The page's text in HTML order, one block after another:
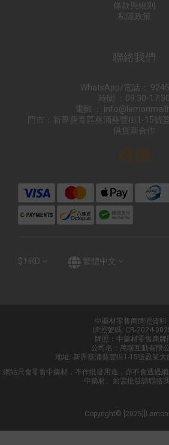
條款與細則
私隱政策
聯絡我們
WhatsApp/電話：
時間 ：09:30-17:30
電郵 ：
門市：新界葵青區葵涌葵豐街1-15號
供貨商合作
$ HKD 繁體中文
中藥材零售商牌照資料
牌照號碼: CR-2024-
牌照：中藥材零售商牌
公司名：萬聯互動有限
地址: 新界葵涌葵豐街1-15號盈業
網站只會零售中藥材，不作批發用途，亦不會透過
中藥材。如需批發請聯絡我
Copyright©